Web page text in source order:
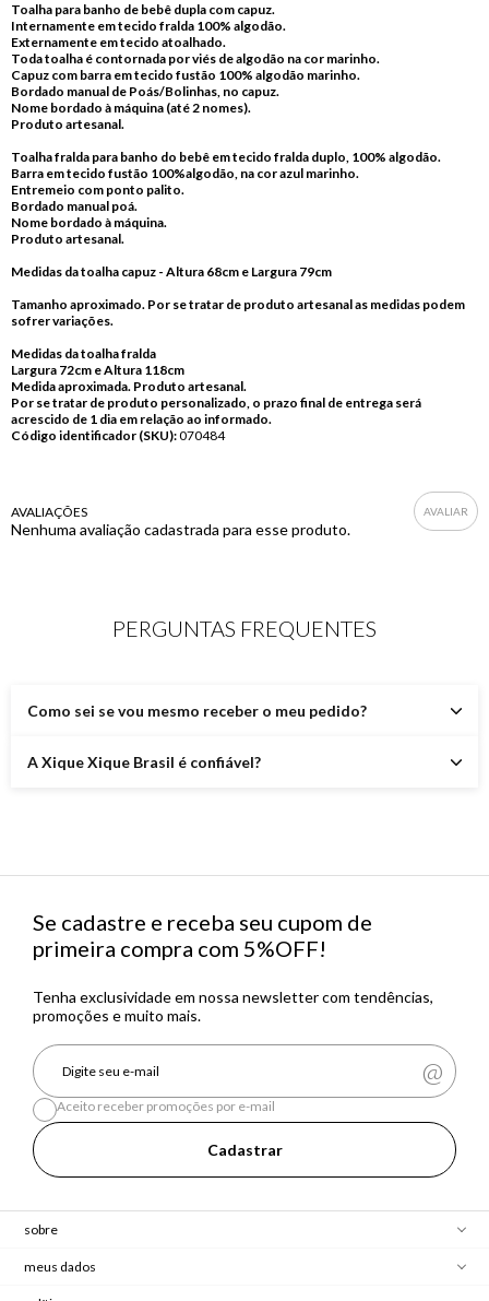
Código identificador (SKU):070484
Toalha para banho de bebê dupla com capuz.
Internamente em tecido fralda 100% algodão.
Externamente em tecido atoalhado.
Toda toalha é contornada por viés de algodão na cor marinho.
Capuz com barra em tecido fustão 100% algodão marinho.
Bordado manual de Poás/Bolinhas, no capuz.
Nome bordado à máquina (até 2 nomes).
Produto artesanal.
Toalha fralda para banho do bebê em tecido fralda duplo, 100% algodão.
Barra em tecido fustão 100%algodão, na cor azul marinho.
Entremeio com ponto palito.
Bordado manual poá.
Nome bordado à máquina.
Produto artesanal.
Medidas da toalha capuz - Altura 68cm e Largura 79cm
Tamanho aproximado. Por se tratar de produto artesanal as medidas podem
sofrer variações.
Medidas da toalha fralda
Largura 72cm e Altura 118cm
Medida aproximada. Produto artesanal.
Por se tratar de produto personalizado, o prazo final de entrega será
acrescido de 1 dia em relação ao informado.
AVALIAÇÕES
Nenhuma avaliação cadastrada para esse produto.
PERGUNTAS FREQUENTES
Como sei se vou mesmo receber o meu pedido?
A Xique Xique Brasil é confiável?
Se cadastre e receba seu cupom de
primeira compra com 5%OFF!
Tenha exclusividade em nossa newsletter com tendências,
promoções e muito mais.
Cadastrar
Aceito receber promoções por e-mail
sobre
meus dados